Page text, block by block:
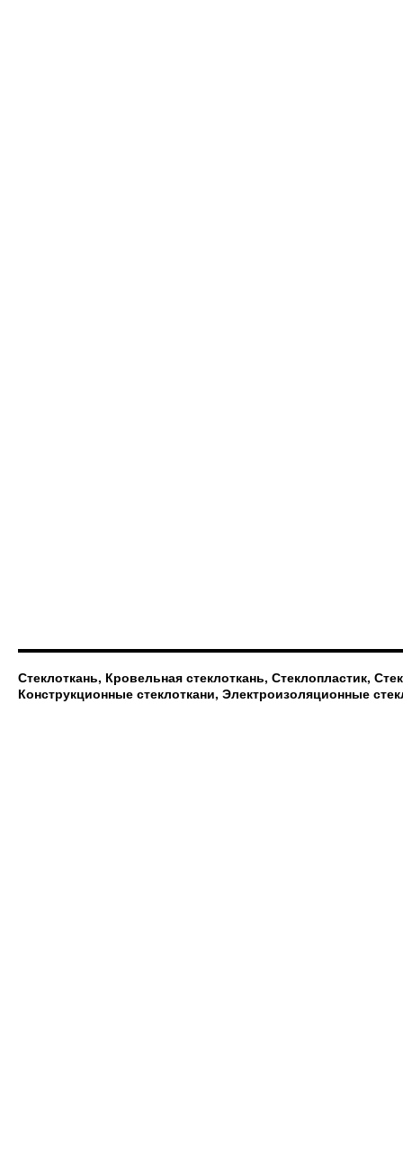
Стеклоткань, Кровельная стеклоткань, Стеклопластик,
Конструкционные стеклоткани, Электроизоляционные